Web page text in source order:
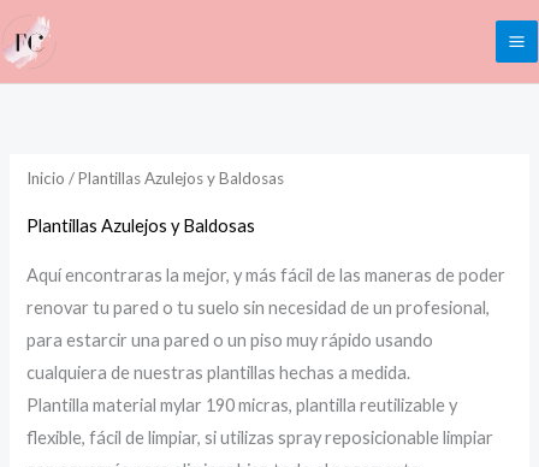
al
contenido
Inicio / Plantillas Azulejos y Baldosas
Plantillas Azulejos y Baldosas
Aquí encontraras la mejor, y más fácil de las maneras de poder
renovar tu pared o tu suelo sin necesidad de un profesional,
para estarcir una pared o un piso muy rápido usando
cualquiera de nuestras plantillas hechas a medida.
Plantilla material mylar 190 micras, plantilla reutilizable y
flexible, fácil de limpiar, si utilizas spray reposicionable limpiar